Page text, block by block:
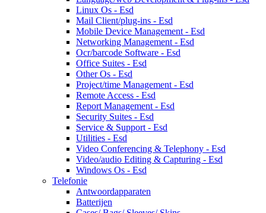
Linux Os - Esd
Mail Client/plug-ins - Esd
Mobile Device Management - Esd
Networking Management - Esd
Ocr/barcode Software - Esd
Office Suites - Esd
Other Os - Esd
Project/time Management - Esd
Remote Access - Esd
Report Management - Esd
Security Suites - Esd
Service & Support - Esd
Utilities - Esd
Video Conferencing & Telephony - Esd
Video/audio Editing & Capturing - Esd
Windows Os - Esd
Telefonie
Antwoordapparaten
Batterijen